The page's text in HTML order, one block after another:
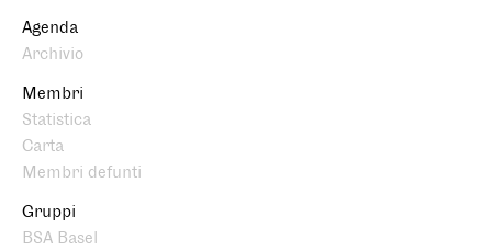
Agenda
Archivio
Membri
Statistica
Carta
Membri defunti
Gruppi
BSA Basel